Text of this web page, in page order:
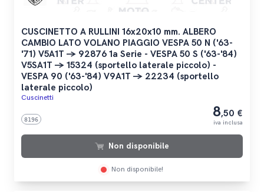
CUSCINETTO A RULLINI 16x20x10 mm. ALBERO
CAMBIO LATO VOLANO PIAGGIO VESPA 50 N ('63-
'71) V5A1T -> 92876 1a Serie - VESPA 50 S ('63-'84)
V5SA1T -> 15324 (sportello laterale piccolo) -
VESPA 90 ('63-'84) V9A1T -> 22234 (sportello
laterale piccolo)
Cuscinetti
8196 8,50 €
iva inclusa
Non disponibile
Non disponibile!